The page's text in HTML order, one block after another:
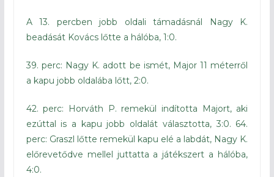
A 13. percben jobb oldali támadásnál Nagy K.
beadását Kovács lőtte a hálóba, 1:0.
39. perc: Nagy K. adott be ismét, Major 11 méterről
a kapu jobb oldalába lőtt, 2:0.
42. perc: Horváth P. remekül indította Majort, aki
ezúttal is a kapu jobb oldalát választotta, 3:0. 64.
perc: Graszl lőtte remekül kapu elé a labdát, Nagy K.
előrevetődve mellel juttatta a játékszert a hálóba,
4:0.